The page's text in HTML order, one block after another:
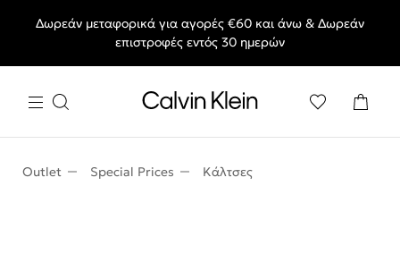
End of Season Deals: Αγαπημένα styles, στις τιμές που θες.
Δωρεάν μεταφορικά για αγορές €60 και άνω & Δωρεάν
επιστροφές εντός 30 ημερών
Outlet Special Prices Κάλτσες